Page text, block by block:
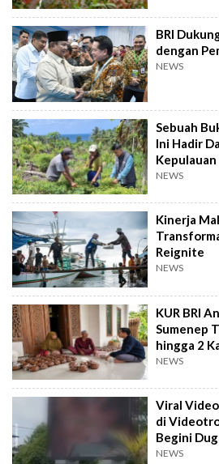
BRI
dengan
NEWS
Sebuah
Ini Hadir
Kepulauan
NEWS
Kinerja
Reignite
NEWS
KUR BRI
Sumenep
hingga 2
NEWS
Viral
di
Begini
NEWS